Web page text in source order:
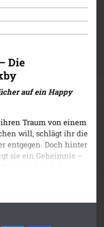
Schreinerei von
Schmiede von Kirkby
Die
auf ein Happy
Traum von einem
will, schlägt ihr die
entgegen. Doch hinter
sie ein Geheimnis –
muss, geht